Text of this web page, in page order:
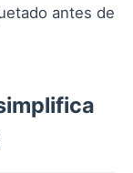
antes de